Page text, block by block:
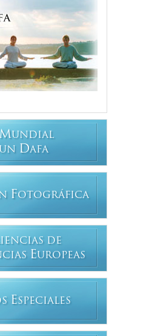
MUNDIAL
DAFA
FOTOGRÁFICA
DE
EUROPEAS
ESPECIALES